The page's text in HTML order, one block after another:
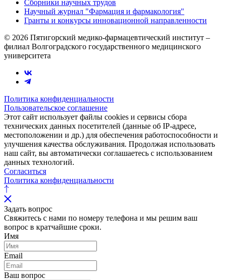
Сборники научных трудов
Научный журнал "Фармация и фармакология"
Гранты и конкурсы инновационной направленности
© 2026 Пятигорский медико-фармацевтический институт –
филиал Волгоградского государственного медицинского
университета
Политика конфиденциальности
Пользовательское соглашение
Этот сайт использует файлы cookies и сервисы сбора
технических данных посетителей (данные об IP-адресе,
местоположении и др.) для обеспечения работоспособности и
улучшения качества обслуживания. Продолжая использовать
наш сайт, вы автоматически соглашаетесь с использованием
данных технологий.
Согласиться
Политика конфиденциальности
Задать вопрос
Свяжитесь с нами по номеру телефона и мы решим ваш
вопрос в кратчайшие сроки.
Имя
Email
Ваш вопрос